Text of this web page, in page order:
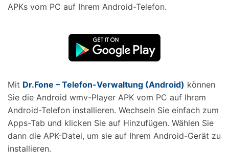
APKs vom PC auf Ihrem Android-Telefon.
Mit Dr.Fone – Telefon-Verwaltung (Android) können
Sie die Android wmv-Player APK vom PC auf Ihrem
Android-Telefon installieren. Wechseln Sie einfach zum
Apps-Tab und klicken Sie auf Hinzufügen. Wählen Sie
dann die APK-Datei, um sie auf Ihrem Android-Gerät zu
installieren.